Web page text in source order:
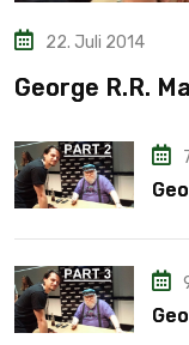
22. Juli 2014
George R.R.